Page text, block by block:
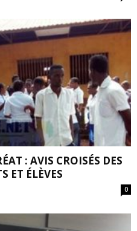
: AVIS CROISÉS DES
ET ÉLÈVES
0